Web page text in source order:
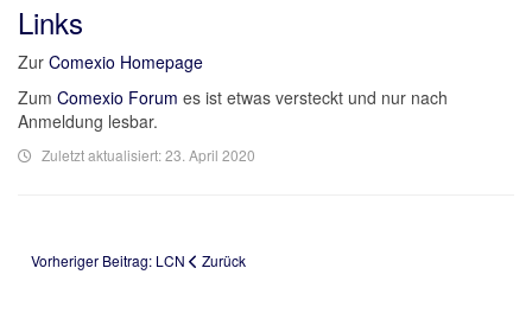
Links
Zur Comexio Homepage
Zum Comexio Forum es ist etwas versteckt und nur nach
Anmeldung lesbar.
Zuletzt aktualisiert: 23. April 2020
Vorheriger Beitrag: LCN Zurück